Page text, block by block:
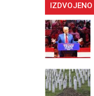
IZDVOJENO